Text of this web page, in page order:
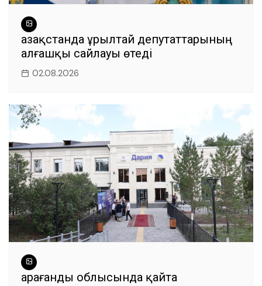
Қазақстанда Құрылтай депутаттарының
алғашқы сайлауы өтеді
02.08.2026
Қарағанды облысында қайта